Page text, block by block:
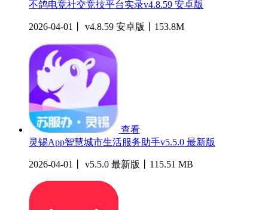
不鸽电竞社交竞技平台实录v4.8.59 安卓版
2026-04-01丨 v4.8.59 安卓版丨153.8M
查看
灵锡App智慧城市生活服务助手v5.5.0 最新版
2026-04-01丨 v5.5.0 最新版丨115.51 MB